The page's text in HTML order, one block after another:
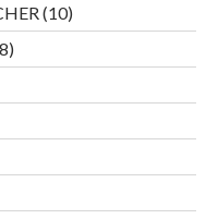
1010
Produkte
68
Produkte